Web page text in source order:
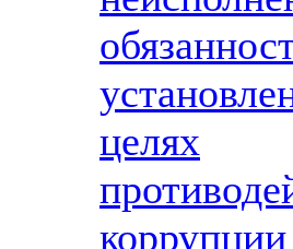
целях
коррупции